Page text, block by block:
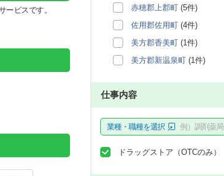
ビスです。
赤穂郡上郡町 (5件)
佐用郡佐用町 (4件)
美方郡香美町 (1件)
美方郡新温泉町 (1件)
仕事内容
業種・職種を選択 例）調剤薬局
ドラッグストア（OTCのみ）